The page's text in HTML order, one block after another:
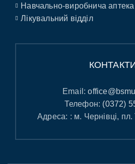
Навчально-виробнича аптека
Лікувальний відділ
Email:
Телефон: (0372)
Адреса: : м. Чернівці,